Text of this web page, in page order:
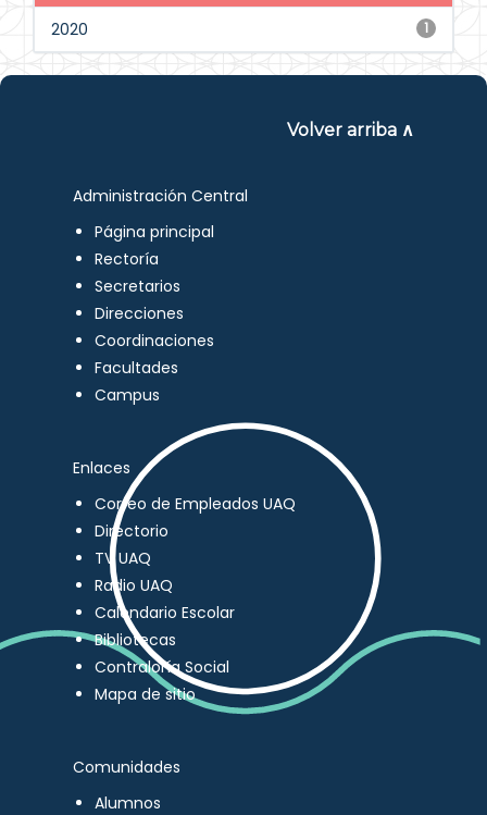
1
2020
Volver arriba ∧
Administración Central
Página principal
Rectoría
Secretarios
Direcciones
Coordinaciones
Facultades
Campus
Enlaces
Correo de Empleados UAQ
Directorio
TV UAQ
Radio UAQ
Calendario Escolar
Bibliotecas
Contraloría Social
Mapa de sitio
Comunidades
Alumnos